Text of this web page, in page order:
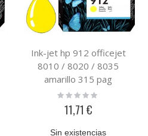
Ink-jet hp 912 officejet
8010 / 8020 / 8035
amarillo 315 pag
Rating:
11,71 €
Sin existencias